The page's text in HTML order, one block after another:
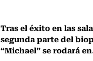
Tras el éxito en las
segunda parte del
“Michael” se rodará